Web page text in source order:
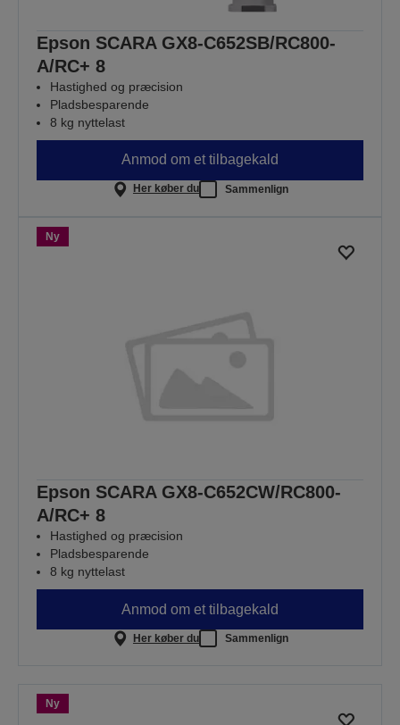
Epson SCARA GX8-C652SB/RC800-
A/RC+ 8
Hastighed og præcision
Pladsbesparende
8 kg nyttelast
Anmod om et tilbagekald
Her køber du Sammenlign
Ny
Epson SCARA GX8-C652CW/RC800-
A/RC+ 8
Hastighed og præcision
Pladsbesparende
8 kg nyttelast
Anmod om et tilbagekald
Her køber du Sammenlign
Ny